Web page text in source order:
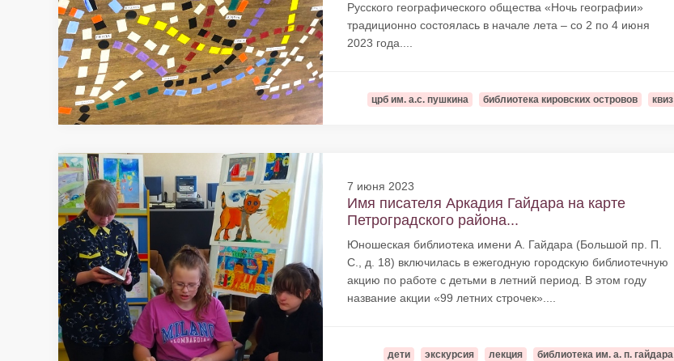
Русского географического общества «Ночь географии»
традиционно состоялась в начале лета – со 2 по 4 июня
2023 года....
црб им. а.с. пушкина библиотека кировских островов квиз
7 июня 2023
Имя писателя Аркадия Гайдара на карте
Петроградского района...
Юношеская библиотека имени А. Гайдара (Большой пр. П.
С., д. 18) включилась в ежегодную городскую библиотечную
акцию по работе с детьми в летний период. В этом году
название акции «99 летних строчек»....
дети экскурсия лекция библиотека им. а. п. гайдара